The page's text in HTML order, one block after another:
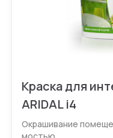
Краска для
ARIDAL i4
Окрашивание